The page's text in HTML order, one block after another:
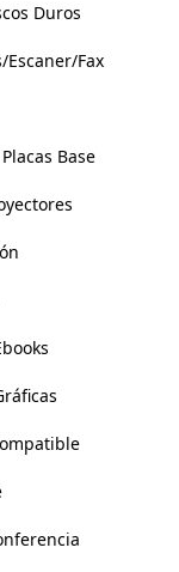
Duros
Fax
Placas Base